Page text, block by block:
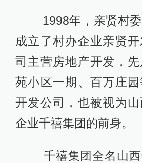
1998年，亲贤村委
成立了村办企业亲贤
司主营房地产开发，
苑小区一期、百万庄
开发公司，也被视为
企业千禧集团的前身。
千禧集团全名山西